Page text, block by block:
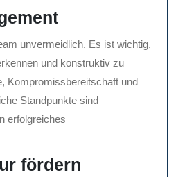
unvermeidlich. Es ist wichtig,
und konstruktiv zu
Kompromissbereitschaft und
Standpunkte sind
erfolgreiches
fördern